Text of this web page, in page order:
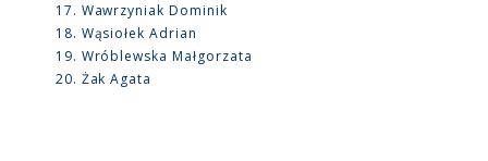
Wawrzyniak Dominik
Wąsiołek Adrian
Wróblewska Małgorzata
Żak Agata